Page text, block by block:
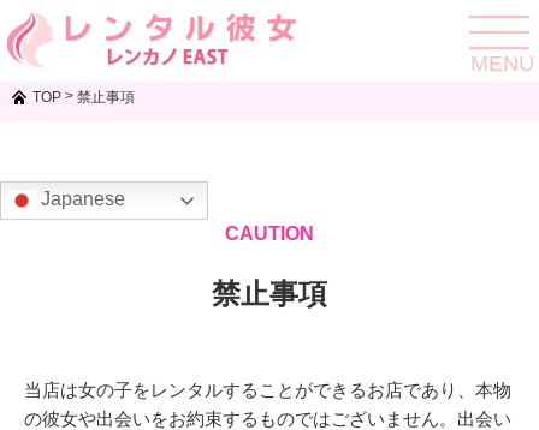
toggle
MENU
TOP > 禁止事項
Japanese
CAUTION
禁止事項
当店は女の子をレンタルすることができるお店であり、本物
の彼女や出会いをお約束するものではございません。出会い